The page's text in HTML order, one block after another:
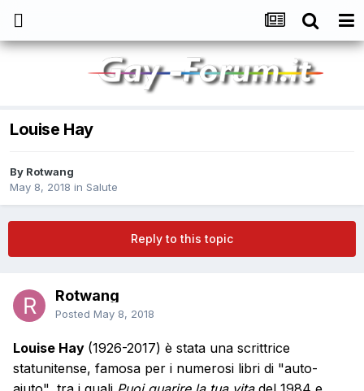
Louise Hay
By Rotwang
May 8, 2018 in Salute
Reply to this topic
Rotwang
Posted May 8, 2018
Louise Hay (1926-2017) è stata una scrittrice
statunitense, famosa per i numerosi libri di "auto-